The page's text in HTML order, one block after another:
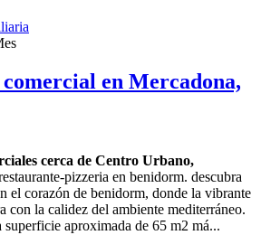
en Mercadona,
cerca de Centro Urbano,
pizzeria en benidorm. descubra
el corazón de benidorm, donde la vibrante
con la calidez del ambiente mediterráneo.
superficie aproximada de 65 m2 má...